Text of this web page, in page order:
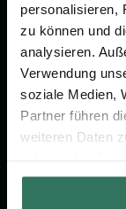
personalisieren,
zu können und
analysieren.
Verwendung
soziale Medien,
Partner führen
weiteren Daten
gesammelt
FÜR SIE
Vergleich
Verzeichnis